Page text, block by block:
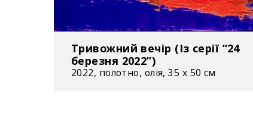
Тривожний вечір (Із серії “24
березня 2022”)
2022, полотно, олія, 35 х 50 см